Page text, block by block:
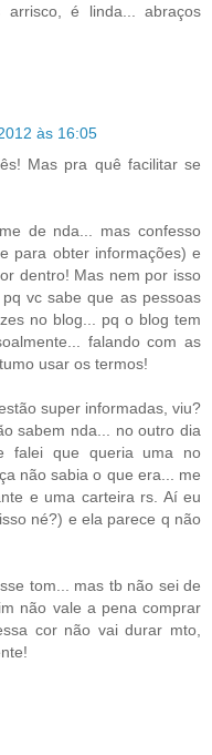
é linda... abraços
às 16:05
Mas pra quê facilitar se
de nda... mas confesso
para obter informações) e
dentro! Mas nem por isso
vc sabe que as pessoas
no blog... pq o blog tem
falando com as
usar os termos!
super informadas, viu?
sabem nda... no outro dia
falei que queria uma no
não sabia o que era... me
e uma carteira rs. Aí eu
né?) e ela parece q não
tom... mas tb não sei de
não vale a pena comprar
cor não vai durar mto,